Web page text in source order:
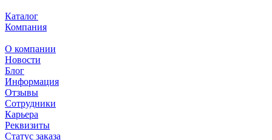
Каталог
Компания
О компании
Новости
Блог
Информация
Отзывы
Сотрудники
Карьера
Реквизиты
Статус заказа